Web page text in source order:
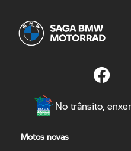
No trânsito,
Motos novas